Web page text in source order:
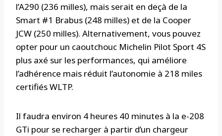
l’A290 (236 milles), mais serait en deçà de la
Smart #1 Brabus (248 milles) et de la Cooper
JCW (250 milles). Alternativement, vous pouvez
opter pour un caoutchouc Michelin Pilot Sport 4S
plus axé sur les performances, qui améliore
l’adhérence mais réduit l’autonomie à 218 miles
certifiés WLTP.
Il faudra environ 4 heures 40 minutes à la e-208
GTi pour se recharger à partir d’un chargeur